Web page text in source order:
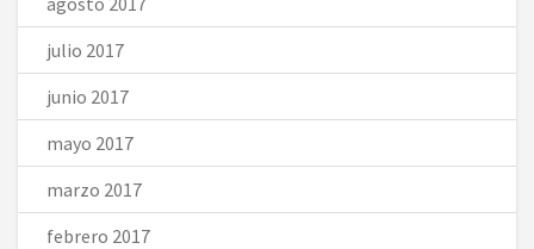
julio 2017
junio 2017
mayo 2017
marzo 2017
febrero 2017